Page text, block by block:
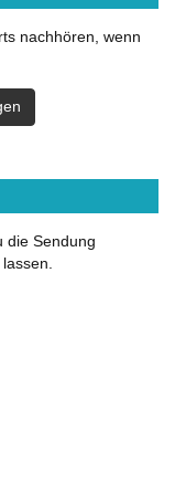
nachhören, wenn
die Sendung